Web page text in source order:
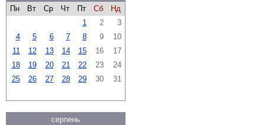
Пн
Вт Ср Чт Пт Сб
Нд
1
2
3
4
5 6 7 8 9
10
11
12 13 14 15 16
17
18
19 20 21 22 23
24
25
26 27 28 29 30 31
серпень